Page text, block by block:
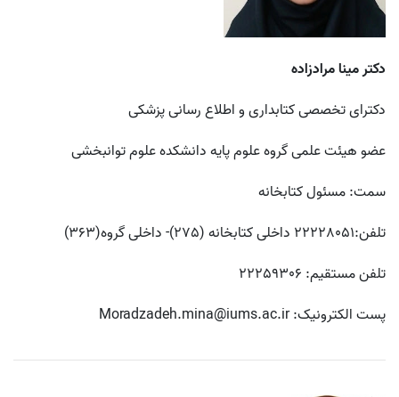
دکتر مینا مرادزاده
دکترای تخصصی کتابداری و اطلاع رسانی پزشکی
عضو هیئت علمی گروه علوم پایه دانشکده علوم توانبخشی
سمت: مسئول کتابخانه
تلفن:22228051 داخلی کتابخانه (275)- داخلی گروه
(363)
تلفن مستقیم: 22259306
پست الکترونیک:Moradzadeh.mina@iums.ac.ir